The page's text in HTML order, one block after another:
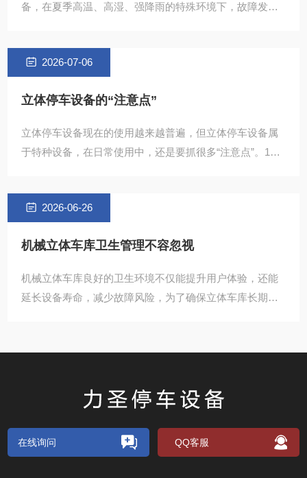
备，在夏季高温、高湿、强降雨的特殊环境下，故障发生
2026-07-06
立体停车设备的“注意点”
立体停车设备现在的使用越来越普遍，但立体停车设备属
于特种设备，在日常使用中，还是要抓很多“注意点”。1、
2026-06-26
机械立体车库卫生管理不容忽视
机械立体车库良好的卫生环境不仅能提升用户体验，还能
延长设备寿命，减少故障风险，为了确保立体车库长期高
在线询问 QQ客服